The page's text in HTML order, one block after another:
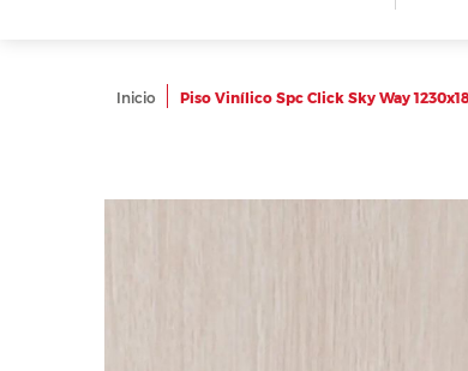
Inicio Piso Vinílico Spc Click Sky Way